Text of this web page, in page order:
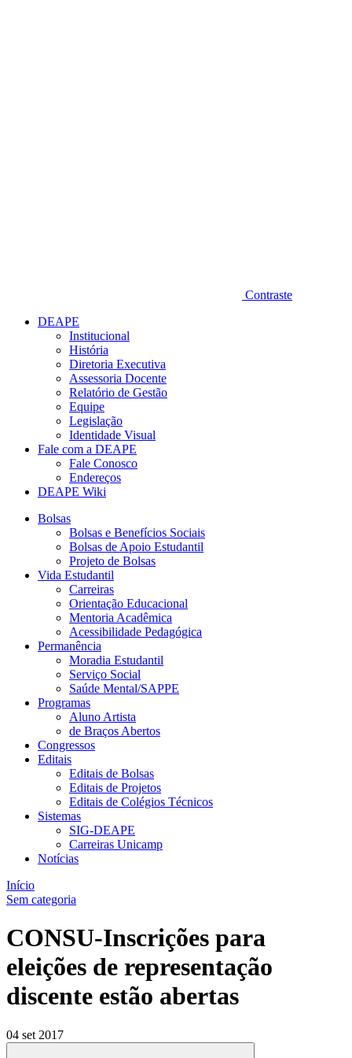
Contraste
DEAPE
Institucional
História
Diretoria Executiva
Assessoria Docente
Relatório de Gestão
Equipe
Legislação
Identidade Visual
Fale com a DEAPE
Fale Conosco
Endereços
DEAPE Wiki
Bolsas
Bolsas e Benefícios Sociais
Bolsas de Apoio Estudantil
Projeto de Bolsas
Vida Estudantil
Carreiras
Orientação Educacional
Mentoria Acadêmica
Acessibilidade Pedagógica
Permanência
Moradia Estudantil
Serviço Social
Saúde Mental/SAPPE
Programas
Aluno Artista
de Braços Abertos
Congressos
Editais
Editais de Bolsas
Editais de Projetos
Editais de Colégios Técnicos
Sistemas
SIG-DEAPE
Carreiras Unicamp
Notícias
Início
Sem categoria
CONSU-Inscrições para
eleições de representação
discente estão abertas
04 set 2017